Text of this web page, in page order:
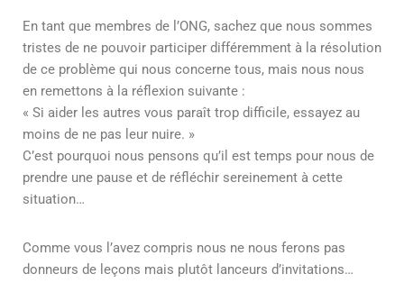
En tant que membres de l’ONG, sachez que nous sommes
tristes de ne pouvoir participer différemment à la résolution
de ce problème qui nous concerne tous, mais nous nous
en remettons à la réflexion suivante :
« Si aider les autres vous paraît trop difficile, essayez au
moins de ne pas leur nuire. »
C’est pourquoi nous pensons qu’il est temps pour nous de
prendre une pause et de réfléchir sereinement à cette
situation…
Comme vous l’avez compris nous ne nous ferons pas
donneurs de leçons mais plutôt lanceurs d’invitations…